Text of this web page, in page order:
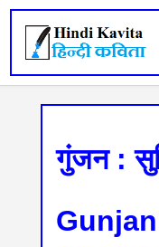
गुंजन :